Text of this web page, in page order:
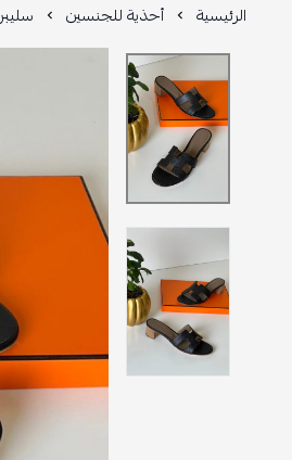
الرئيسية أحذية للجنسين